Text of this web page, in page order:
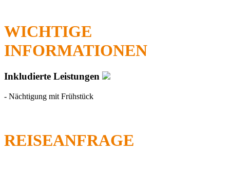
WICHTIGE
INFORMATIONEN
Inkludierte Leistungen
- Nächtigung mit Frühstück
REISEANFRAGE